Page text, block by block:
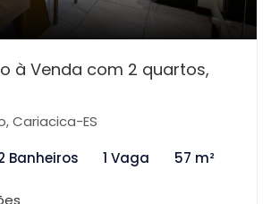
à Venda com 2 quartos,
Cariacica-ES
Banheiros 1 Vaga 57 m²